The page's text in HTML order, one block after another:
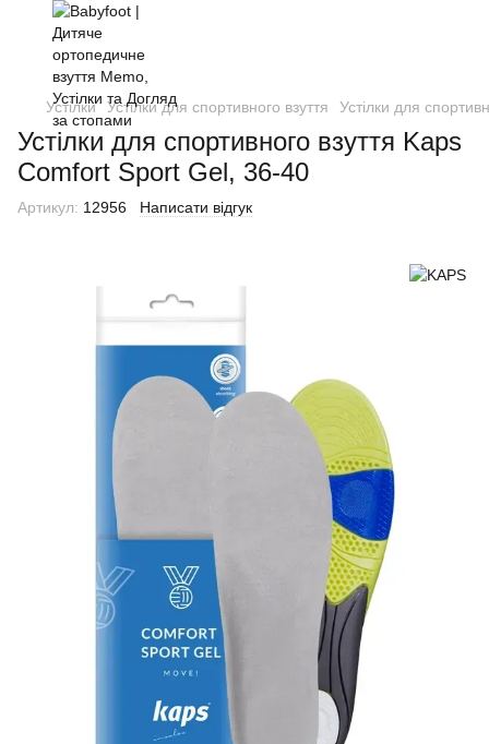
Устілки Устілки для спортивного взуття Устілки для
Устілки для спортивного взуття Kaps
Comfort Sport Gel, 36-40
Артикул: 12956 Написати відгук